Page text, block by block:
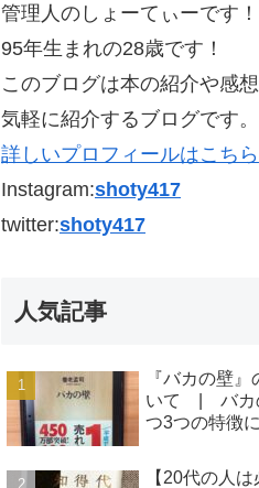
管理人のしょーてぃーです！
95年生まれの28歳です！
このブログは本の紹介や感
気軽に紹介するブログです。
詳しいプロフィールはこちら
Instagram:shoty417
twitter:shoty417
人気記事
『バカの壁
いて | バカ
つ3つの特徴
【20代の人は